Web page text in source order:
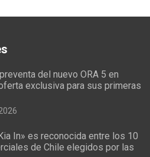
del nuevo ORA 5 en
exclusiva para sus primeras
In» es reconocida entre los 10
de Chile elegidos por las